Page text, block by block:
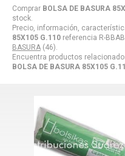
Comprar BOLSA DE BASURA
stock.
Precio, información,
85X105 G.110 referencia R-
BASURA (46).
Encuentra productos
BOLSA DE BASURA 85X105